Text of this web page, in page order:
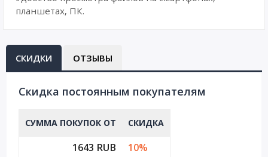
планшетах, ПК.
СКИДКИ ОТЗЫВЫ
Cкидка постоянным покупателям
СУММА ПОКУПОК ОТ СКИДКА
1643 RUB
10%